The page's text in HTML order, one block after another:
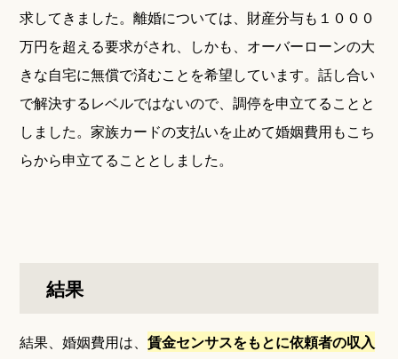
求してきました。離婚については、財産分与も１０００
万円を超える要求がされ、しかも、オーバーローンの大
きな自宅に無償で済むことを希望しています。話し合い
で解決するレベルではないので、調停を申立てることと
しました。家族カードの支払いを止めて婚姻費用もこち
らから申立てることとしました。
結果
結果、婚姻費用は、賃金センサスをもとに依頼者の収入